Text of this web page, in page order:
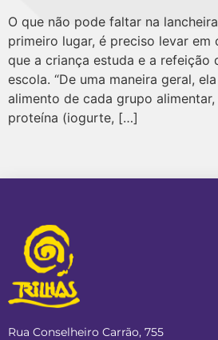
O que não pode faltar na
primeiro lugar, é preciso levar em
que a criança estuda e a refeição
escola. “De uma maneira geral,
alimento de cada grupo
proteína (iogurte, […]
Rua Conselheiro Carrão, 755